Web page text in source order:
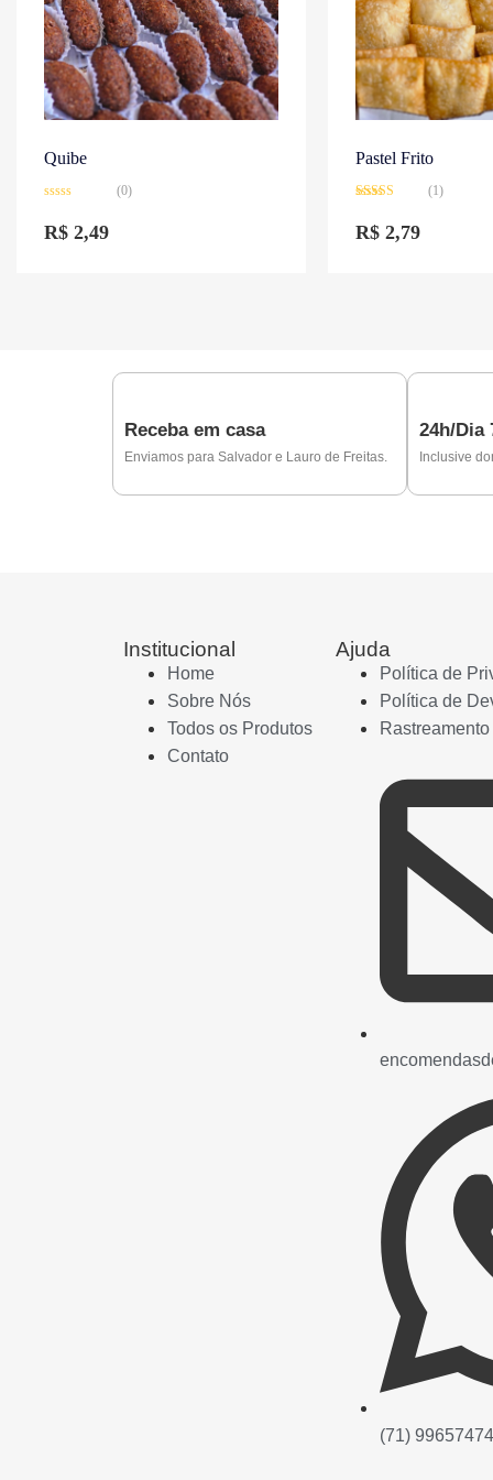
Quibe
0
de
(0)
R$ 2,49
Pastel Frito
5.00de 5
(1)
R$2,79
Receba em casa
Enviamos para Salvador e Lauro de Freitas.
24h/Dia
Inclusive
Institucional
Home
Sobre Nós
Todos os Produtos
Contato
Ajuda
Política de
Política de
(71)